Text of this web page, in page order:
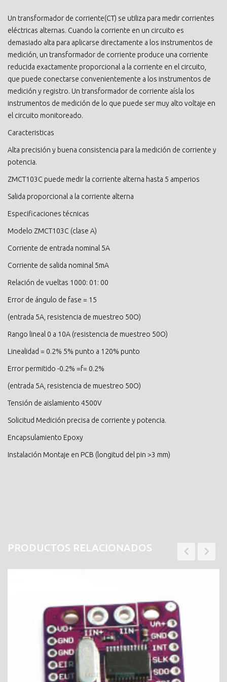
Un transformador de corriente(CT) se utiliza para medir corrientes
eléctricas alternas. Cuando la corriente en un circuito es
demasiado alta para aplicarse directamente a los instrumentos de
medición, un transformador de corriente produce una corriente
reducida exactamente proporcional a la corriente en el circuito,
que puede conectarse convenientemente a los instrumentos de
medición y registro. Un transformador de corriente aísla los
instrumentos de medición de lo que puede ser muy alto voltaje en
el circuito monitoreado.
Caracteristicas
Alta precisión y buena consistencia para la medición de corriente y
potencia.
ZMCT103C puede medir la corriente alterna hasta 5 amperios
Salida proporcional a la corriente alterna
Especificaciones técnicas
Modelo ZMCT103C (clase A)
Corriente de entrada nominal 5A
Corriente de salida nominal 5mA
Relación de vueltas 1000: 01: 00
Error de ángulo de fase = 15
(entrada 5A, resistencia de muestreo 50O)
Rango lineal 0 a 10A (resistencia de muestreo 50O)
Linealidad = 0.2% 5% punto a 120% punto
Error permitido -0.2% =f= 0.2%
(entrada 5A, resistencia de muestreo 50O)
Tensión de aislamiento 4500V
Solicitud Medición precisa de corriente y potencia.
Encapsulamiento Epoxy
Instalación Montaje en PCB (longitud del pin >3 mm)
PRODUCTOS RELACIONADOS